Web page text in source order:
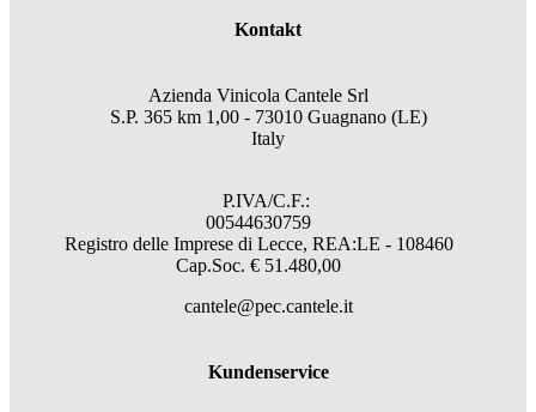
Kontakt
Azienda Vinicola Cantele Srl
S.P. 365 km 1,00 - 73010 Guagnano (LE)
Italy
P.IVA/C.F.:
00544630759
Registro delle Imprese di Lecce, REA:LE - 108460
Cap.Soc. € 51.480,00
cantele@pec.cantele.it
Kundenservice